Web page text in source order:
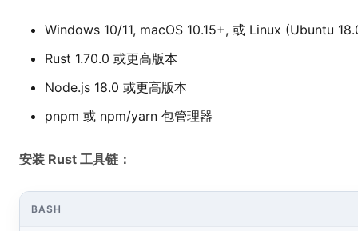
Windows 10/11, macOS 10.15+, 或 Linux (Ubuntu
Rust 1.70.0 或更高版本
Node.js 18.0 或更高版本
pnpm 或 npm/yarn 包管理器
安装 Rust 工具链：
BASH